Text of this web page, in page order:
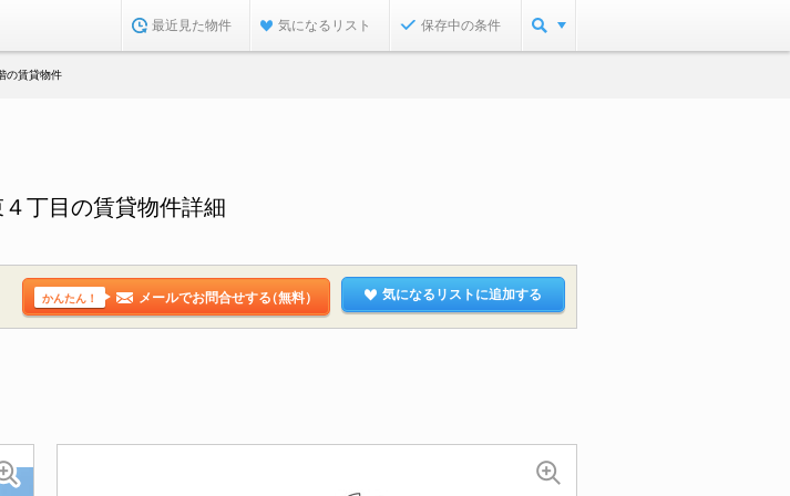
最近見た物件 気になるリスト 保存中の条件
の賃貸物件
丁目の賃貸物件詳細
かんたん！ メールでお問合せする（無料） 気になるリストに追加する